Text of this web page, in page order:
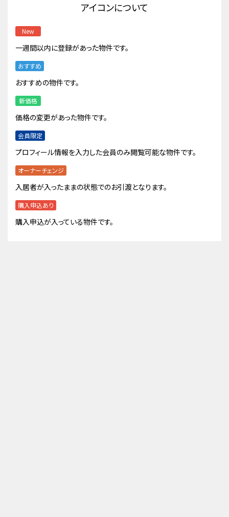
アイコンについて
New
一週間以内に登録があった物件です。
おすすめ
おすすめの物件です。
新価格
価格の変更があった物件です。
会員限定
プロフィール情報を入力した会員のみ閲覧可能な物件です。
オーナーチェンジ
入居者が入ったままの状態でのお引渡となります。
購入申込あり
購入申込が入っている物件です。